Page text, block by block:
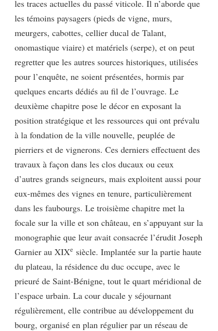
les traces actuelles du passé viticole. Il n’aborde que
les témoins paysagers (pieds de vigne, murs,
meurgers, cabottes, cellier ducal de Talant,
onomastique viaire) et matériels (serpe), et on peut
regretter que les autres sources historiques, utilisées
pour l’enquête, ne soient présentées, hormis par
quelques encarts dédiés au fil de l’ouvrage. Le
deuxième chapitre pose le décor en exposant la
position stratégique et les ressources qui ont prévalu
à la fondation de la ville nouvelle, peuplée de
pierriers et de vignerons. Ces derniers effectuent des
travaux à façon dans les clos ducaux ou ceux
d’autres grands seigneurs, mais exploitent aussi pour
eux-mêmes des vignes en tenure, particulièrement
dans les faubourgs. Le troisième chapitre met la
focale sur la ville et son château, en s’appuyant sur la
monographie que leur avait consacrée l’érudit Joseph
Garnier au XIXe siècle. Implantée sur la partie haute
du plateau, la résidence du duc occupe, avec le
prieuré de Saint-Bénigne, tout le quart méridional de
l’espace urbain. La cour ducale y séjournant
régulièrement, elle contribue au développement du
bourg, organisé en plan régulier par un réseau de